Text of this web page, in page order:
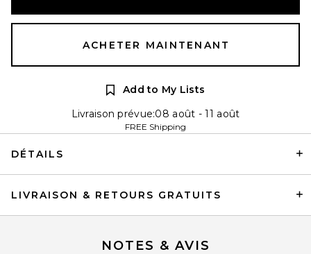
ACHETER MAINTENANT
Add to My Lists
Livraison prévue:08 août - 11 août
FREE Shipping
DÉTAILS
LIVRAISON & RETOURS GRATUITS
NOTES & AVIS